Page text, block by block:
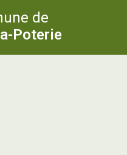
de
Poterie